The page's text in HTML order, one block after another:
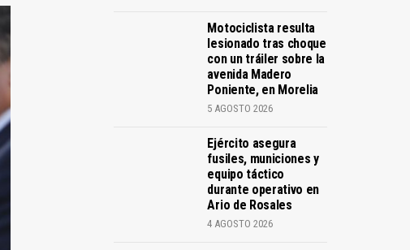
Motociclista resulta
lesionado tras choque
con un tráiler sobre la
avenida Madero
Poniente, en Morelia
5 AGOSTO 2026
Ejército asegura
fusiles, municiones y
equipo táctico
durante operativo en
Ario de Rosales
4 AGOSTO 2026